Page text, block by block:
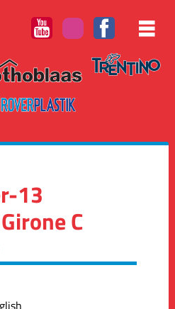
13
C